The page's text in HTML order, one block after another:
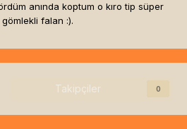
anında koptum o kıro tip süper
gömlekli falan :).
Takipçiler 0